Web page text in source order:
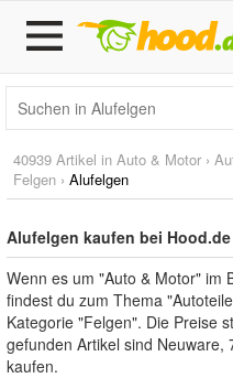
40939 Artikel in Auto & Motor ›
Felgen › Alufelgen
Alufelgen kaufen bei Hood.de
Wenn es um "Auto & Motor" im
findest du zum Thema
Kategorie "Felgen". Die Preise
gefunden Artikel sind
kaufen.